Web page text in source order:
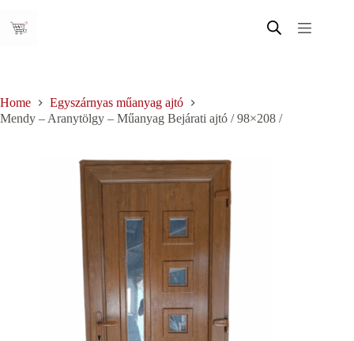
content
Home
Egyszárnyas műanyag ajtó
Mendy – Aranytölgy – Műanyag Bejárati ajtó / 98×208 /